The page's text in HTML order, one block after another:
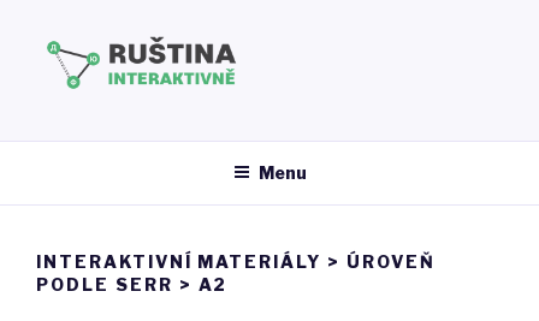
RUŠTINA INTERAKTIVNĚ
Menu
INTERAKTIVNÍ MATERIÁLY > ÚROVEŇ
PODLE SERR > A2